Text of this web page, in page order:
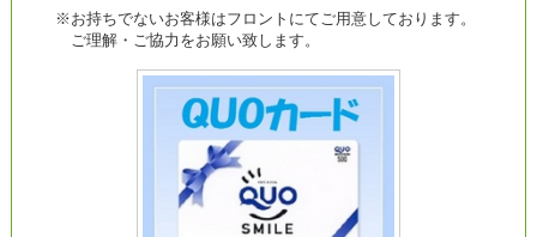
※お持ちでないお客様はフロントにてご用意しております。
ご理解・ご協力をお願い致します。